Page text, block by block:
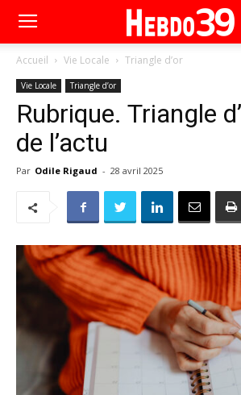
Accueil Vie Locale Triangle d’or
Vie Locale Triangle d’or
Rubrique. Triangle
de l’actu
Par Odile Rigaud - 28 avril 2025